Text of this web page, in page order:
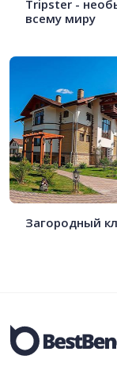
Tripster -
всему миру
Загородный